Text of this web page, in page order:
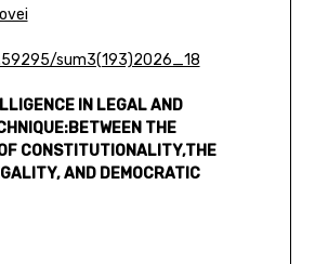
sum3(193)2026_18
IN LEGAL AND
BETWEEN THE
CONSTITUTIONALITY,THE
AND DEMOCRATIC